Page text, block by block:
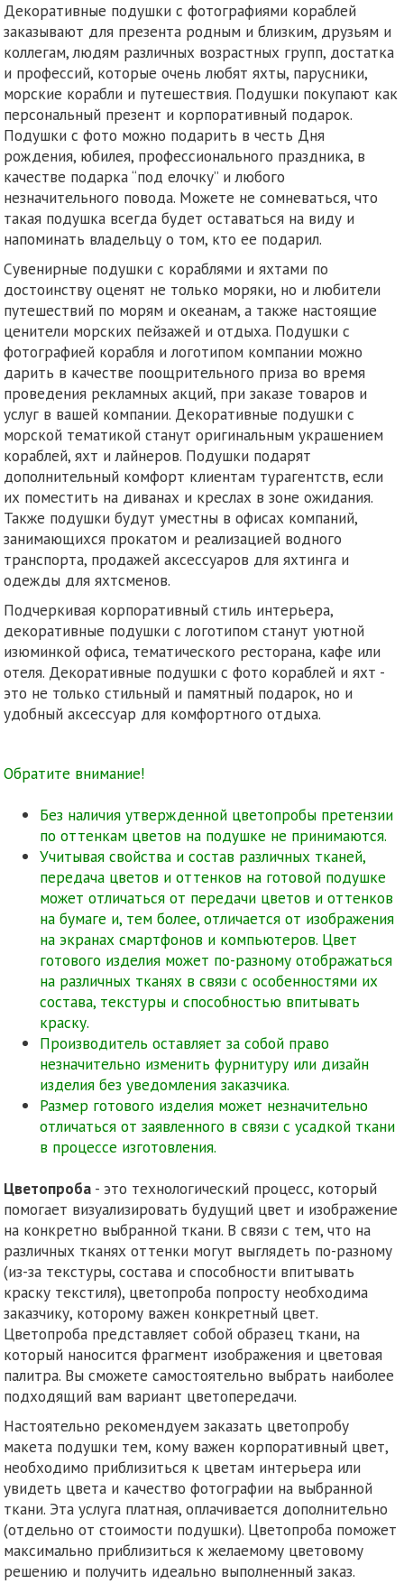
Декоративные подушки с фотографиями кораблей
заказывают для презента родным и близким, друзьям и
коллегам, людям различных возрастных групп, достатка
и профессий, которые очень любят яхты, парусники,
морские корабли и путешествия. Подушки покупают как
персональный презент и корпоративный подарок.
Подушки с фото можно подарить в честь Дня
рождения, юбилея, профессионального праздника, в
качестве подарка “под елочку” и любого
незначительного повода. Можете не сомневаться, что
такая подушка всегда будет оставаться на виду и
напоминать владельцу о том, кто ее подарил.
Сувенирные подушки с кораблями и яхтами по
достоинству оценят не только моряки, но и любители
путешествий по морям и океанам, а также настоящие
ценители морских пейзажей и отдыха. Подушки с
фотографией корабля и логотипом компании можно
дарить в качестве поощрительного приза во время
проведения рекламных акций, при заказе товаров и
услуг в вашей компании. Декоративные подушки с
морской тематикой станут оригинальным украшением
кораблей, яхт и лайнеров. Подушки подарят
дополнительный комфорт клиентам турагентств, если
их поместить на диванах и креслах в зоне ожидания.
Также подушки будут уместны в офисах компаний,
занимающихся прокатом и реализацией водного
транспорта, продажей аксессуаров для яхтинга и
одежды для яхтсменов.
Подчеркивая корпоративный стиль интерьера,
декоративные подушки с логотипом станут уютной
изюминкой офиса, тематического ресторана, кафе или
отеля. Декоративные подушки с фото кораблей и яхт -
это не только стильный и памятный подарок, но и
удобный аксессуар для комфортного отдыха.
Обратите внимание!
Без наличия утвержденной цветопробы претензии
по оттенкам цветов на подушке не принимаются.
Учитывая свойства и состав различных тканей,
передача цветов и оттенков на готовой подушке
может отличаться от передачи цветов и оттенков
на бумаге и, тем более, отличается от изображения
на экранах смартфонов и компьютеров. Цвет
готового изделия может по-разному отображаться
на различных тканях в связи с особенностями их
состава, текстуры и способностью впитывать
краску.
Производитель оставляет за собой право
незначительно изменить фурнитуру или дизайн
изделия без уведомления заказчика.
Размер готового изделия может незначительно
отличаться от заявленного в связи с усадкой ткани
в процессе изготовления.
Цветопроба - это технологический процесс, который
помогает визуализировать будущий цвет и изображение
на конкретно выбранной ткани. В связи с тем, что на
различных тканях оттенки могут выглядеть по-разному
(из-за текстуры, состава и способности впитывать
краску текстиля), цветопроба попросту необходима
заказчику, которому важен конкретный цвет.
Цветопроба представляет собой образец ткани, на
который наносится фрагмент изображения и цветовая
палитра. Вы сможете самостоятельно выбрать наиболее
подходящий вам вариант цветопередачи.
Настоятельно рекомендуем заказать цветопробу
макета подушки тем, кому важен корпоративный цвет,
необходимо приблизиться к цветам интерьера или
увидеть цвета и качество фотографии на выбранной
ткани. Эта услуга платная, оплачивается дополнительно
(отдельно от стоимости подушки). Цветопроба поможет
максимально приблизиться к желаемому цветовому
решению и получить идеально выполненный заказ.